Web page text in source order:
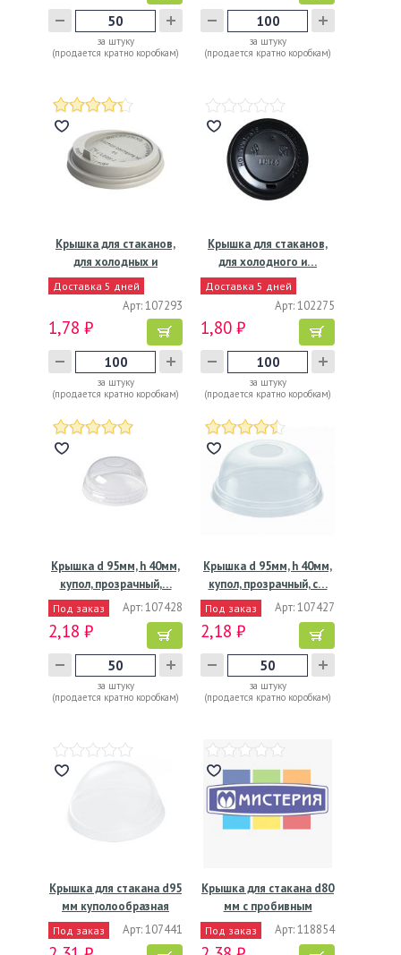
за штуку
(продается кратно коробкам)
за штуку
(продается кратно коробкам)
Крышка для стаканов,
для холодных и
горячих…
Доставка 5 дней
Арт: 107293
1,78 ₽
за штуку
(продается кратно коробкам)
Крышка для стаканов,
для холодного и…
Доставка 5 дней
Арт: 102275
1,80 ₽
за штуку
(продается кратно коробкам)
Крышка d 95мм, h 40мм,
купол, прозрачный,…
Под заказ Арт: 107428
2,18 ₽
за штуку
(продается кратно коробкам)
Крышка d 95мм, h 40мм,
купол, прозрачный, с…
Под заказ Арт: 107427
2,18 ₽
за штуку
(продается кратно коробкам)
Крышка для стакана d95
мм куполообразная
без…
Под заказ Арт: 107441
Крышка для стакана d80
мм с пробивным
слотом…
Под заказ Арт: 118854